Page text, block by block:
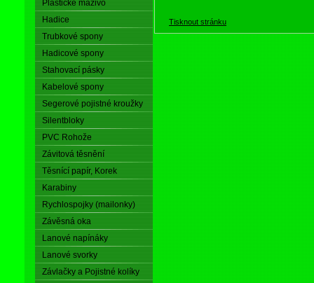
Plastické mazivo
Hadice
Trubkové spony
Hadicové spony
Stahovací pásky
Kabelové spony
Segerové pojistné kroužky
Silentbloky
PVC Rohože
Závitová těsnění
Těsnící papír, Korek
Karabiny
Rychlospojky (mailonky)
Závěsná oka
Lanové napínáky
Lanové svorky
Závlačky a Pojistné kolíky
Tisknout stránku